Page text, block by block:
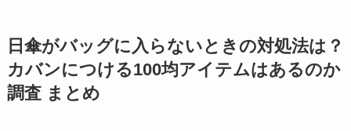
日傘がバッグに入らないときの対処法は？
カバンにつける100均アイテムはあるのか
調査 まとめ